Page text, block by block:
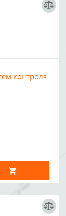
контроля